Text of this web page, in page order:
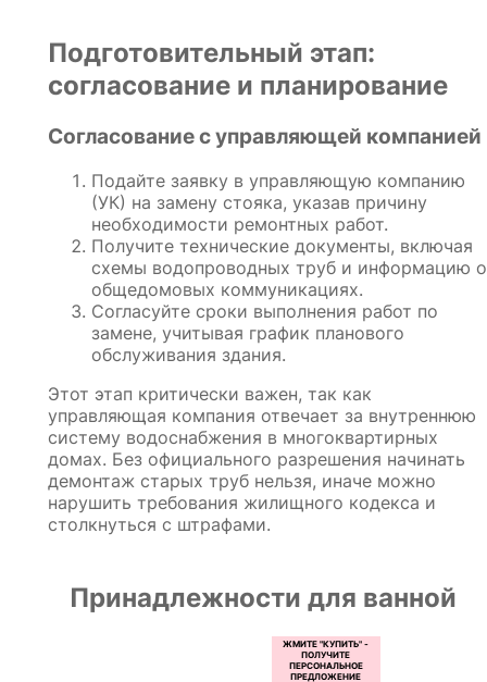
Подготовительный этап:
согласование и планирование
Согласование с управляющей компанией
Подайте заявку в управляющую компанию
(УК) на замену стояка, указав причину
необходимости ремонтных работ.
Получите технические документы, включая
схемы водопроводных труб и информацию о
общедомовых коммуникациях.
Согласуйте сроки выполнения работ по
замене, учитывая график планового
обслуживания здания.
Этот этап критически важен, так как
управляющая компания отвечает за внутреннюю
систему водоснабжения в многоквартирных
домах. Без официального разрешения начинать
демонтаж старых труб нельзя, иначе можно
нарушить требования жилищного кодекса и
столкнуться с штрафами.
Принадлежности для ванной